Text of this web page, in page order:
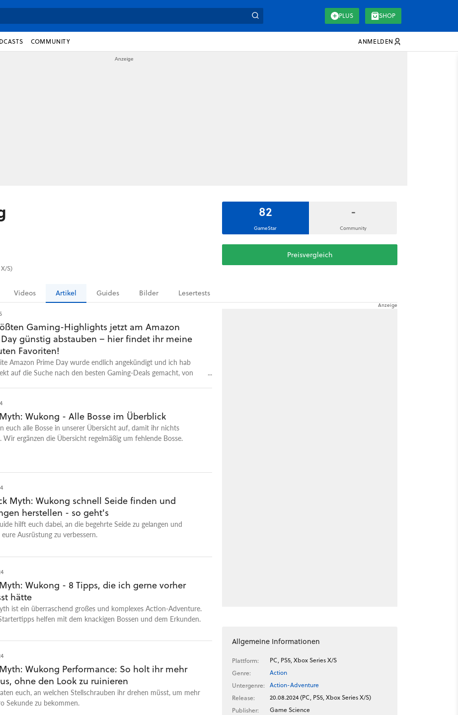
PLUS SHOP
COMMUNITY ANMELDEN
S)
82
GameStar
-
Community
Preisvergleich
Videos Artikel Guides Bilder Lesertests
Gaming-Highlights jetzt am Amazon
günstig abstauben – hier findet ihr meine
Favoriten!
Amazon Prime Day wurde endlich angekündigt und ich hab
auf die Suche nach den besten Gaming-Deals gemacht, von
Wukong - Alle Bosse im Überblick
euch alle Bosse in unserer Übersicht auf, damit ihr nichts
Wir ergänzen die Übersicht regelmäßig um fehlende Bosse.
Myth: Wukong schnell Seide finden und
herstellen - so geht's
hilft euch dabei, an die begehrte Seide zu gelangen und
Ausrüstung zu verbessern.
Wukong - 8 Tipps, die ich gerne vorher
hätte
ist ein überraschend großes und komplexes Action-Adventure.
helfen mit dem knackigen Bossen und dem Erkunden.
Wukong Performance: So holt ihr mehr
ohne den Look zu ruinieren
euch, an welchen Stellschrauben ihr drehen müsst, um mehr
Sekunde zu bekommen.
Allgemeine Informationen
Plattform:
PC, PS5, Xbox Series X/S
Genre:
Action
Untergenre:
Action-Adventure
Release:
20.08.2024 (PC, PS5, Xbox Series X/S)
Publisher:
Game Science